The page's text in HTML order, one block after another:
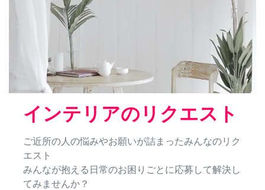
インテリアのリクエスト
ご近所の人の悩みやお願いが詰まったみんなのリク
エスト
みんなが抱える日常のお困りごとに応募して解決し
てみませんか？